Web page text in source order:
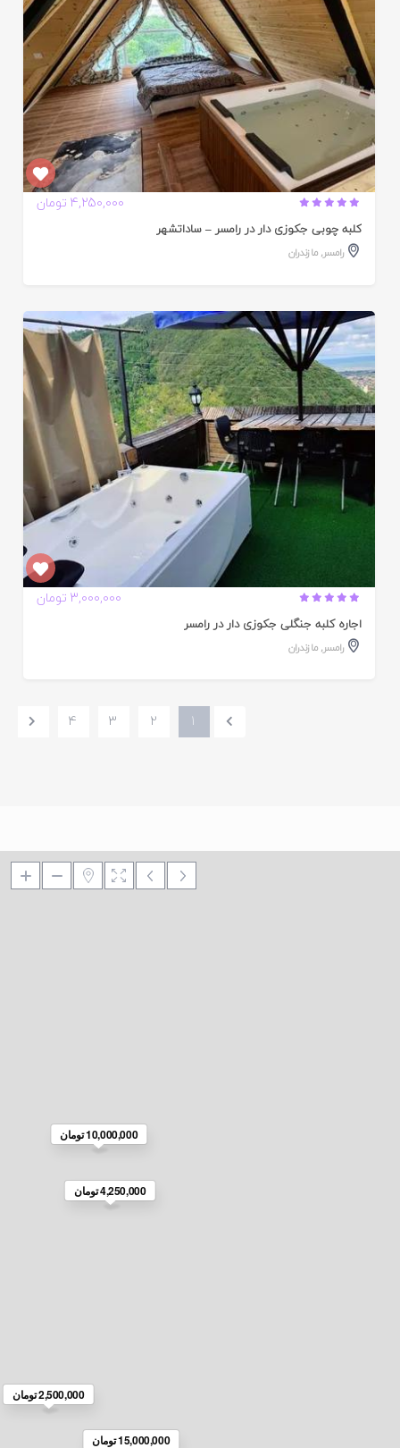
4,250,000 تومان
10,000,000 تومان
2,500,000 تومان
15,000,000 تومان
4,250,000 تومان
کلبه چوبی جکوزی دار در رامسر – ساداتشهر
رامسر,مازندران
3,000,000 تومان
اجاره کلبه جنگلی جکوزی دار در رامسر
رامسر,مازندران
1
2
3
4